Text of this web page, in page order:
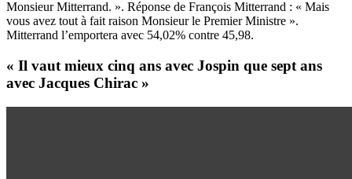
Monsieur Mitterrand. ». Réponse de François Mitterrand : « Mais
vous avez tout à fait raison Monsieur le Premier Ministre ».
Mitterrand l’emportera avec 54,02% contre 45,98.
« Il vaut mieux cinq ans avec Jospin que sept ans
avec Jacques Chirac »